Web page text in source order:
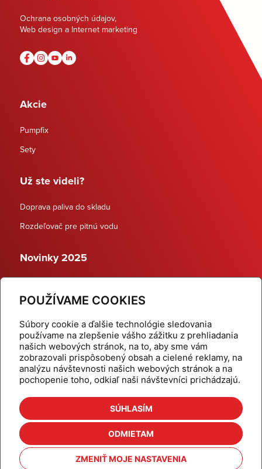
POUŽÍVAME COOKIES
Súbory cookie a ďalšie technológie sledovania
používame na zlepšenie vášho zážitku z prehliadania
našich webových stránok, na to, aby sme vám
zobrazovali prispôsobený obsah a cielené reklamy, na
analýzu návštevnosti našich webových stránok a na
pochopenie toho, odkiaľ naši návštevníci prichádzajú.
SÚHLASÍM
ODMIETAM
ZMENIŤ MOJE NASTAVENIA
Ochrana osobných údajov,
Web design a Internet marketing
Akcie
Pumpfix
Sety
Už ste videli?
Doprava paliva do skladu
Rozdeľovač pre pitnú vodu
Novinky 2025
Dynamické termostatické ventily
Domov
Produkty
Aktuality
Odber šikovné tipy
Kalkulačky
Cenníky
Na stiahnutie
Referencie
Kontakt